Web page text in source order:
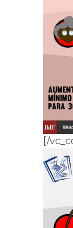
[/